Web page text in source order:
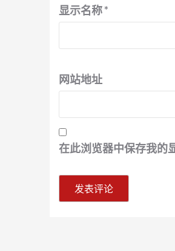
显示名称*
网站地址
在此浏览器中保存我的